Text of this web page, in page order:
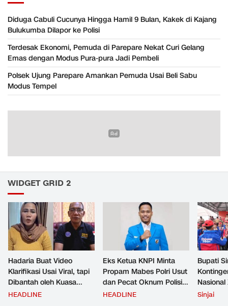
Diduga Cabuli Cucunya Hingga Hamil 9 Bulan, Kakek di Kajang
Bulukumba Dilapor ke Polisi
Terdesak Ekonomi, Pemuda di Parepare Nekat Curi Gelang
Emas dengan Modus Pura-pura Jadi Pembeli
Polsek Ujung Parepare Amankan Pemuda Usai Beli Sabu
Modus Tempel
WIDGET GRID 2
Hadaria Buat Video
Klarifikasi Usai Viral, tapi
Dibantah oleh Kuasa
Hukumnya Sendiri:
HEADLINE
Eks Ketua KNPI Minta
Propam Mabes Polri Usut
dan Pecat Oknum Polisi
Beking Pelangsir Solar di
HEADLINE
Bupati
Cibubur
Sinjai